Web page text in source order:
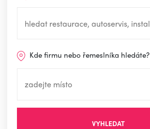
Kde firmu nebo řemeslníka hledáte?
VYHLEDAT